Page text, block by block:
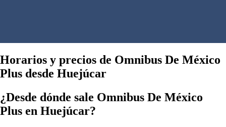
Horarios y precios de Omnibus De México
Plus desde Huejúcar
¿Desde dónde sale Omnibus De México
Plus en Huejúcar?